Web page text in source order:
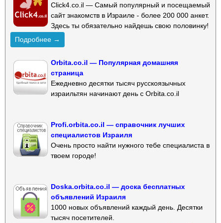
Click4.co.il — Самый популярный и посещаемый
сайт знакомств в Израиле - более 200 000 анкет.
Здесь ты обязательно найдешь свою половинку!
Подробнее →
Orbita.co.il — Популярная домашняя
страница
Ежедневно десятки тысяч русскоязычных
израильтян начинают день с Orbita.co.il
Profi.orbita.co.il — справочник лучших
специалистов Израиля
Очень просто найти нужного тебе специалиста в
твоем городе!
Doska.orbita.co.il — доска бесплатных
объявлений Израиля
1000 новых объявлений каждый день. Десятки
тысяч посетителей.